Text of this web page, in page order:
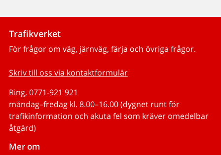
Trafikverket
För frågor om väg, järnväg, färja och övriga frågor.
Skriv till oss via kontaktformulär
Ring, 0771-921 921
måndag–fredag kl. 8.00–16.00 (dygnet runt för
trafikinformation och akuta fel som kräver omedelbar
åtgärd)
Mer om